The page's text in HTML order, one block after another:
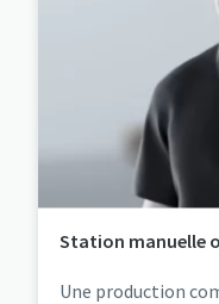
Station manuelle
Une production